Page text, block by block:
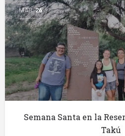
MAR 26
Semana Santa en la
Takú